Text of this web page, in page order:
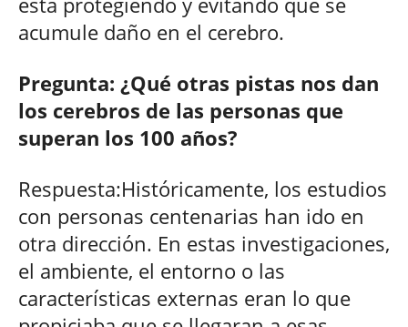
acumule daño en el cerebro.
Pregunta: ¿Qué otras pistas nos dan
los cerebros de las personas que
superan los 100 años?
Respuesta:Históricamente, los estudios
con personas centenarias han ido en
otra dirección. En estas investigaciones,
el ambiente, el entorno o las
características externas eran lo que